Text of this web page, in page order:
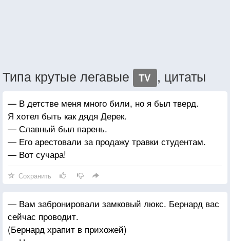
Типа крутые легавые TV , цитаты
— В детстве меня много били, но я был тверд.
Я хотел быть как дядя Дерек.
— Славный был парень.
— Его арестовали за продажу травки студентам.
— Вот сучара!
Сохранить
— Вам забронировали замковый люкс. Бернард вас
сейчас проводит.
(Бернард храпит в прихожей)